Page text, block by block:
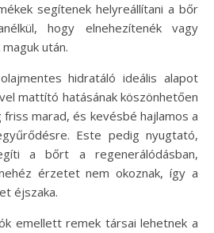
segítenek helyreállítani a bőr
hogy elnehezítenék vagy
után.
hidratáló ideális alapot
mattító hatásának köszönhetően
marad, és kevésbé hajlamos a
Este pedig nyugtató,
a bőrt a regenerálódásban,
érzetet nem okoznak, így a
éjszaka.
emellett remek társai lehetnek a